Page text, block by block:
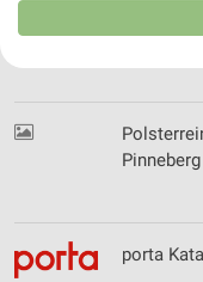
Polster
Lübeck
Pinneberg
porta
Daten können außerhalb
USA gesendet werden.
Website/App.
Wir nutzen Ihre Daten für
IAB-Verarbeitungszwecke:
Verwendung